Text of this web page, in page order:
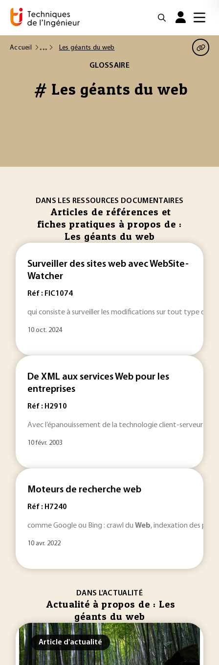
Accueil Les géants du web
GLOSSAIRE
# Les géants du web
DANS LES RESSOURCES DOCUMENTAIRES
Articles de références et
fiches pratiques à propos de :
Les géants du web
Surveiller des sites web avec WebSite-
Watcher
Réf : FIC1074
qui consiste à surveiller les modifications sur tout type de
10 oct. 2024
De XML aux services Web pour les
entreprises
Réf : H2910
Avec l’épanouissement de la technologie client-serveur
10 févr. 2003
Moteurs de recherche web
Réf : H7240
comme Google ou Bing : crawl du Web, indexation des
10 avr. 2022
DANS L'ACTUALITÉ
Actualité à propos de : Les
géants du web
Article d'actualité